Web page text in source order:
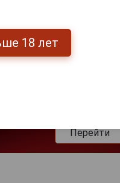
Перейти
18 лет